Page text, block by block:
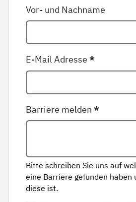
Vor- und Nachname
E-Mail Adresse*
Barriere melden*
Bitte schreiben Sie uns auf
eine Barriere gefunden haben
diese ist.